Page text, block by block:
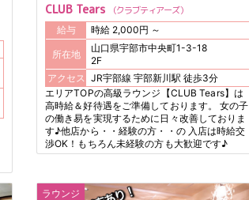
CLUB Tears クラブティアーズ
給与 時給 2,000円 ～
所在地
山口県宇部市中央町1-3-18
2F
アクセス
JR宇部線 宇部新川駅 徒歩3分
エリアTOPの高級ラウンジ【CLUB Tears】は
高時給＆好待遇をご準備しております。 女の子
の働き易を実現するために日々改善しておりま
す♪他店から・・経験の方・・の 入店は時給交
渉OK！もちろん未経験の方も大歓迎です♪
ラウンジ